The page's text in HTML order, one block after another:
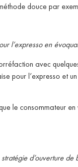
douce par
l’expresso en
avec
pour l’expresso et
le consommateur
d’ouverture